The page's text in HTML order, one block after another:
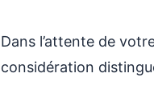
Dans l’attente de
considération